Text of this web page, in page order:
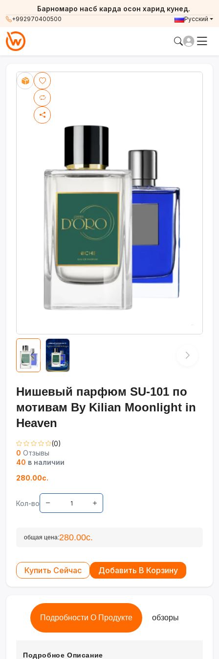
+992970400500
Барномаро насб карда осон харид кунед.
Русский
Нишевый парфюм SU-101 по
мотивам By Kilian Moonlight in
Heaven
(0)
0 Отзывы
40 в наличии
280.00с.
Кол-во
общая цена:280.00с.
Купить Сейчас Добавить В Корзину
Подробности О Продукте обзоры
Подробное Описание